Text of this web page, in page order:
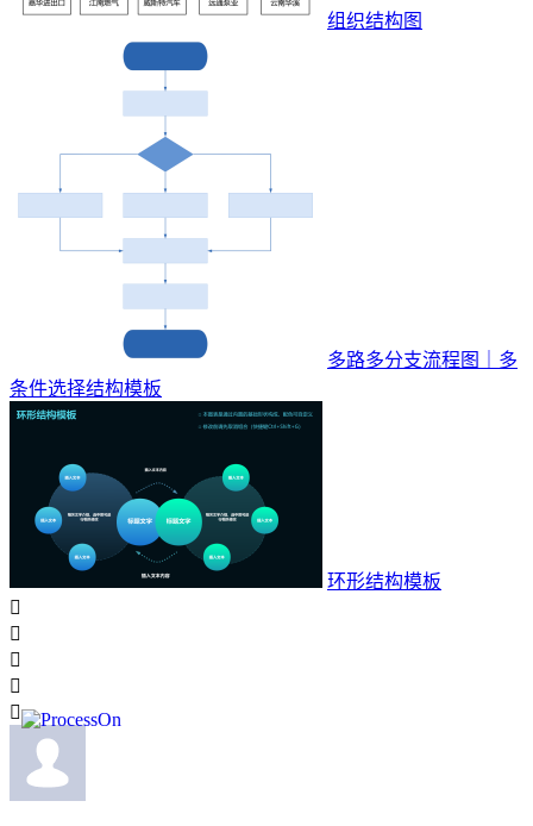
组织结构图
多路多分支流程图｜多
条件选择结构模板
环形结构模板




